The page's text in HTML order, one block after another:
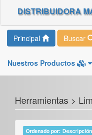
DISTRIBUIDORA
Principal Buscar
Nuestros Productos
Herramientas >
Ordenado por: